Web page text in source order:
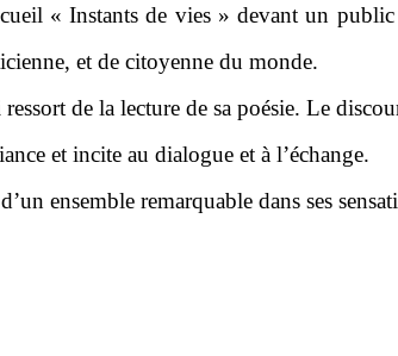
« Instants de vies » devant un public
et de citoyenne du monde.
de la lecture de sa poésie. Le
et incite au dialogue et à l’échange.
ensemble remarquable dans ses